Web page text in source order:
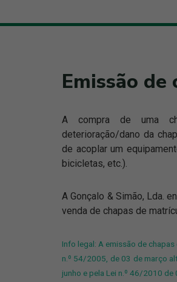
Emissão
A compra de uma
deterioração/dano da
de acoplar um
bicicletas, etc.).
A Gonçalo & Simão, Lda.
venda de chapas de
Info legal: A emissão de
n.º 54/2005, de 03 de março
junho e pela Lei n.º 46/2010 de